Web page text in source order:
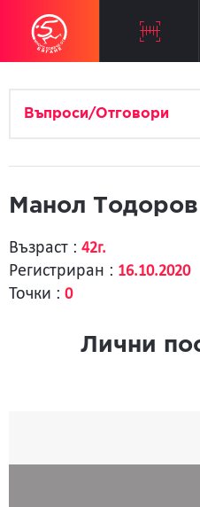
Въпроси/Отговори
Манол Тодоров
Възраст : 42г.
Регистриран : 16.10.2020
Точки : 0
Лични